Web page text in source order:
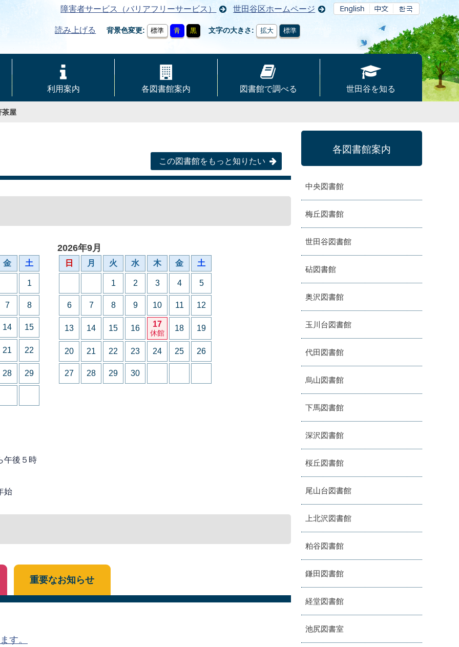
障害者サービス（バリアフリーサービス） 世田谷区ホームページ
読み上げる 背景色変更 標準 青 黒 文字の大きさ 拡大 標準
利用案内 各図書館案内 図書館で調べる 世田谷を知る
茶屋
この図書館をもっと知りたい
金 土
1
7 8
14 15
21 22
28 29
2026年9月
日 月 火 水 木 金 土
1 2 3 4 5
6 7 8 9 10 11 12
13 14 15 16 17
休館
18 19
20 21 22 23 24 25 26
27 28 29 30
午後５時
始
す。
重要なお知らせ
各図書館案内
中央図書館
梅丘図書館
世田谷図書館
砧図書館
奥沢図書館
玉川台図書館
代田図書館
烏山図書館
下馬図書館
深沢図書館
桜丘図書館
尾山台図書館
上北沢図書館
粕谷図書館
鎌田図書館
経堂図書館
池尻図書室